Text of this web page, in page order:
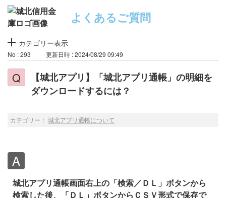
よくあるご質問
カテゴリー表示
No : 293 更新日時 : 2024/08/29 09:49
【城北アプリ】「城北アプリ通帳」の明細を
ダウンロードするには？
カテゴリー： 城北アプリ通帳について
城北アプリ通帳画面右上の「検索／ＤＬ」ボタンから
検索した後、「ＤＬ」ボタンからＣＳＶ形式で保存で